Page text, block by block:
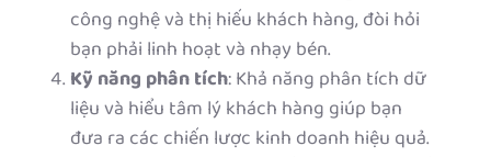
công nghệ và thị hiếu khách hàng, đòi hỏi
bạn phải linh hoạt và nhạy bén.
Kỹ năng phân tích: Khả năng phân tích dữ
liệu và hiểu tâm lý khách hàng giúp bạn
đưa ra các chiến lược kinh doanh hiệu quả.